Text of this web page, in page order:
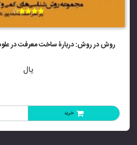
روش در روش: دربارۀ ساخت معرفت در
امتیاز
از 5
یال
خرید